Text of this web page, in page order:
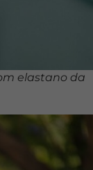
elastano da